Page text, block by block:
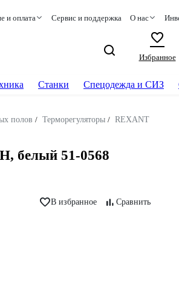
и оплата Сервис и поддержка О нас
Избранное
Станки Спецодежда и СИЗ
полов / Терморегуляторы / REXANT
белый 51-0568
В избранное Сравнить